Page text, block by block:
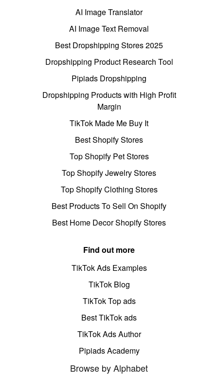
AI Image Translator
AI Image Text Removal
Best Dropshipping Stores 2025
Dropshipping Product Research Tool
Pipiads Dropshipping
Dropshipping Products with High Profit
Margin
TikTok Made Me Buy It
Best Shopify Stores
Top Shopify Pet Stores
Top Shopify Jewelry Stores
Top Shopify Clothing Stores
Best Products To Sell On Shopify
Best Home Decor Shopify Stores
Find out more
TikTok Ads Examples
TikTok Blog
TikTok Top ads
Best TikTok ads
TikTok Ads Author
Pipiads Academy
Browse by Alphabet